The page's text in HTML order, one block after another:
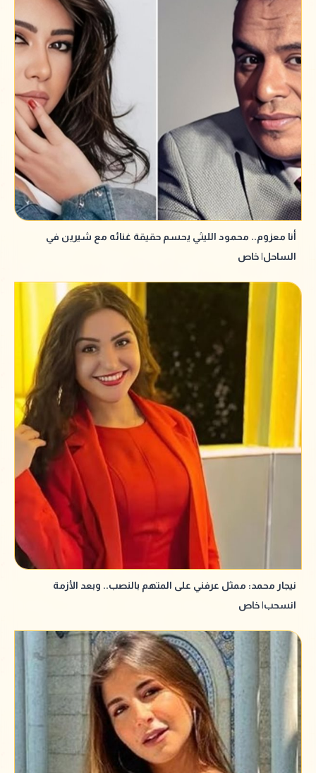
أنا معزوم.. محمود الليثي يحسم حقيقة غنائه مع شيرين في
الساحل| خاص
نيجار محمد: ممثل عرفني على المتهم بالنصب.. وبعد الأزمة
انسحب| خاص